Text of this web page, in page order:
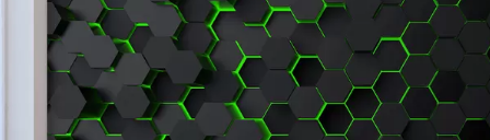
Premium
.67379 .00Kr /m²